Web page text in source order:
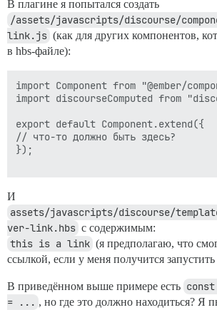
В плагине я попытался создать
/assets/javascripts/discourse/
link.js (как для других компонентов,
в hbs-файле):
import Component from "@ember/
import discourseComputed from
export default Component.extend({
// что-то должно быть здесь?
});
И
assets/javascripts/discourse/
ver-link.hbs с содержимым:
this is a link (я предполагаю, что
ссылкой, если у меня получится
В приведённом выше примере есть const
= ... , но где это должно находиться? Я